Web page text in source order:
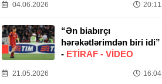
04.06.2026 20:11
“Ən biabırçı
hərəkətlərimdən biri idi”
- ETIRAF - VİDEO
21.05.2026 16:04